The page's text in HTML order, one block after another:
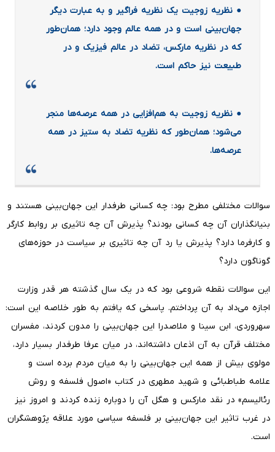
● نظریه زوجیت یک نظریه فراگیر و به عبارت دیگر
جهان‌بینی است و در همه عالم وجود دارد؛ همان‌طور
که در نظریه مارکس، تضاد در عالم فیزیک و در
طبیعت نیز حاکم است.
● نظریه زوجیت به هم‌افزایی در همه عرصه‌ها منجر
می‌شود؛ همان‌طور که نظریه تضاد به ستیز در همه
عرصه‌ها.
سوالات مختلفی مطرح بود: چه کسانی طرفدار این جهان‌بینی هستند و
بنیانگذاران آن چه کسانی بودند؟ پذیرش آن چه تاثیری بر روابط کارگر
و کارفرما دارد؟ پذیرش یا رد آن چه تاثیری بر سیاست در حوزه‌های
گوناگون دارد؟
این سوالات نقطه شروعی بود که در یک سال گذشته هر قدر وزارت
اجازه می‌داد به آن پرداختم. پاسخی که یافتم به طور خلاصه این است:
سهروردی، ابن سینا و ملاصدرا این جهان‌بینی را مدون کردند، مفسران
مختلف قرآن به آن اذعان داشته‌اند، در میان عرفا طرفدار بسیار دارد،
مولوی بیش از همه این جهان‌بینی را به میان مردم برده است و
علامه طباطبائی و شهید مطهری در کتاب «اصول فلسفه و روش
رئالیسم» در نقد مارکس و هگل آن را دوباره زنده کردند و امروز نیز
در غرب تاثیر این جهان‌بینی بر فلسفه سیاسی مورد علاقه پژوهشگران
است.